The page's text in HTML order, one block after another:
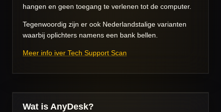
hangen en geen toegang te verlenen tot de computer.
Tegenwoordig zijn er ook Nederlandstalige varianten
waarbij oplichters namens een bank bellen.
Meer info iver Tech Support Scan
Wat is AnyDesk?